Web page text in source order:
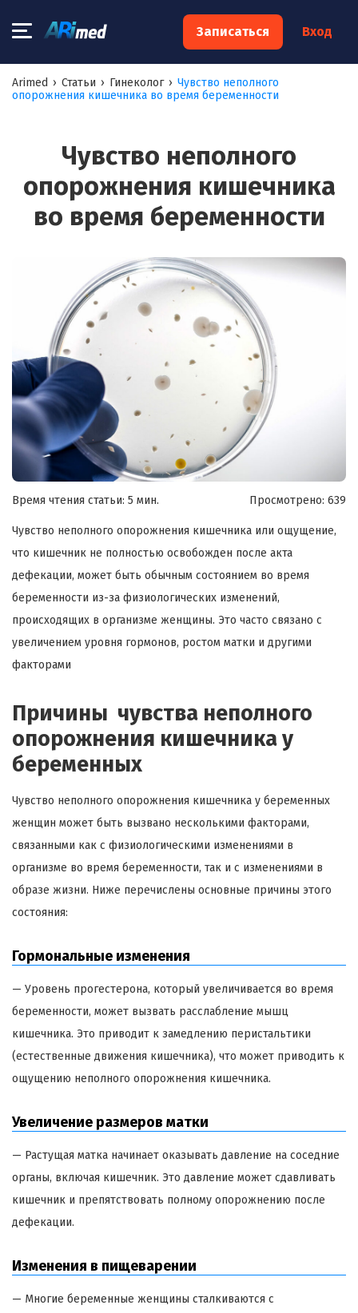
Записаться Вход
Arimed › Статьи › Гинеколог › Чувство неполного
опорожнения кишечника во время беременности
Чувство неполного
опорожнения кишечника
во время беременности
Время чтения статьи: 5 мин. Просмотрено: 639
Чувство неполного опорожнения кишечника или ощущение,
что кишечник не полностью освобожден после акта
дефекации, может быть обычным состоянием во время
беременности из-за физиологических изменений,
происходящих в организме женщины. Это часто связано с
увеличением уровня гормонов, ростом матки и другими
факторами
Причины чувства неполного
опорожнения кишечника у
беременных
Чувство неполного опорожнения кишечника у беременных
женщин может быть вызвано несколькими факторами,
связанными как с физиологическими изменениями в
организме во время беременности, так и с изменениями в
образе жизни. Ниже перечислены основные причины этого
состояния:
Гормональные изменения
— Уровень прогестерона, который увеличивается во время
беременности, может вызвать расслабление мышц
кишечника. Это приводит к замедлению перистальтики
(естественные движения кишечника), что может приводить к
ощущению неполного опорожнения кишечника.
Увеличение размеров матки
— Растущая матка начинает оказывать давление на соседние
органы, включая кишечник. Это давление может сдавливать
кишечник и препятствовать полному опорожнению после
дефекации.
Изменения в пищеварении
— Многие беременные женщины сталкиваются с
×
Запишитесь на консультацию к
специалисту
Ваш телефон:*
Я согласен на обработку моих персональных данных